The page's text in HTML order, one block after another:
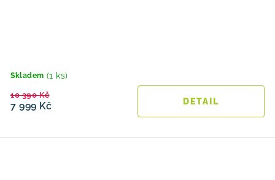
Skladem (1 ks)
7 999 Kč
10 390 Kč